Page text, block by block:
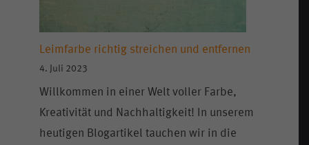
Leimfarbe richtig streichen und entfernen
4. Juli 2023
Willkommen in einer Welt voller Farbe,
Kreativität und Nachhaltigkeit! In unserem
heutigen Blogartikel tauchen wir in die